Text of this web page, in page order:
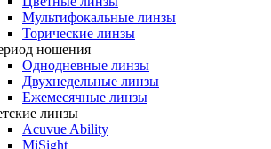
Мультифокальные линзы
Торические линзы
ношения
Однодневные линзы
Двухнедельные линзы
Ежемесячные линзы
линзы
Acuvue Ability
MiSight